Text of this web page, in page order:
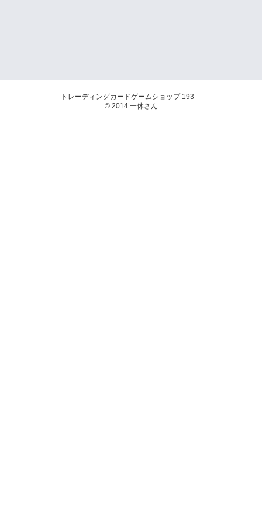
トレーディングカードゲームショップ 193
© 2014 一休さん